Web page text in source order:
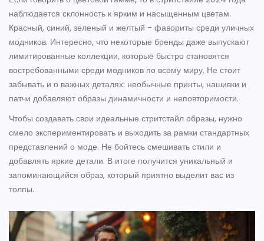
наблюдается склонность к ярким и насыщенным цветам.
Красный, синий, зеленый и желтый - фавориты среди уличных
модников. Интересно, что некоторые бренды даже выпускают
лимитированные коллекции, которые быстро становятся
востребованными среди модников по всему миру. Не стоит
забывать и о важных деталях: необычные принты, нашивки и
патчи добавляют образы динамичности и неповторимости.
Чтобы создавать свои идеальные стритстайл образы, нужно
смело экспериментировать и выходить за рамки стандартных
представлений о моде. Не бойтесь смешивать стили и
добавлять яркие детали. В итоге получится уникальный и
запоминающийся образ, который приятно выделит вас из
толпы.